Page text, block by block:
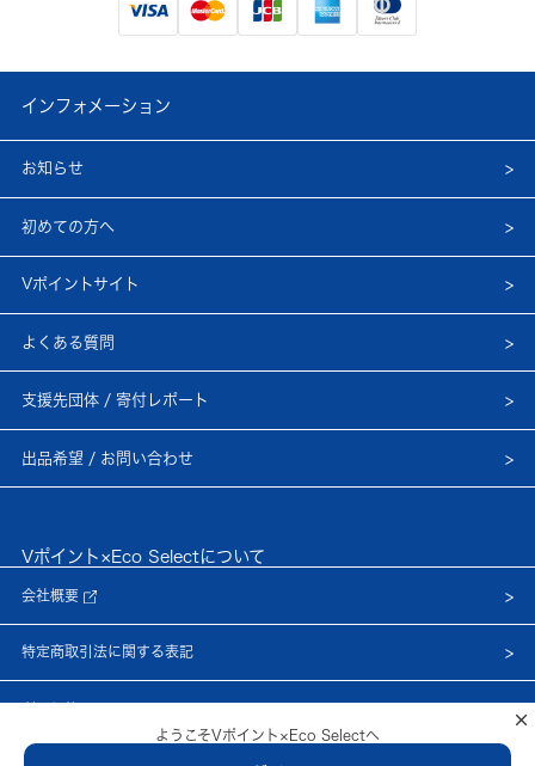
×
ようこそVポイント×Eco Selectへ
インフォメーション
お知らせ
初めての方へ
Vポイントサイト
よくある質問
支援先団体 / 寄付レポート
出品希望 / お問い合わせ
Vポイント×Eco Selectについて
会社概要
特定商取引法に関する表記